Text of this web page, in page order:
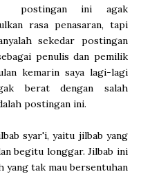
postingan ini agak
rasa penasaran, tapi
sekedar postingan
penulis dan pemilik
kemarin saya lagi-lagi
berat dengan salah
postingan ini.
syar'i, yaitu jilbab yang
begitu longgar. Jilbab ini
yang tak mau bersentuhan